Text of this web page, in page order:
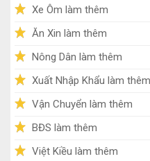
Xe Ôm làm thêm
Ăn Xin làm thêm
Nông Dân làm thêm
Xuất Nhập Khẩu làm thêm
Vận Chuyển làm thêm
BĐS làm thêm
Việt Kiều làm thêm